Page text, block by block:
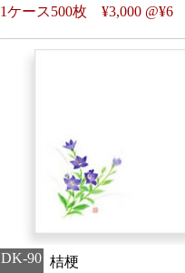
1ケース500枚 ¥3,000 @¥6
DK-90 桔梗